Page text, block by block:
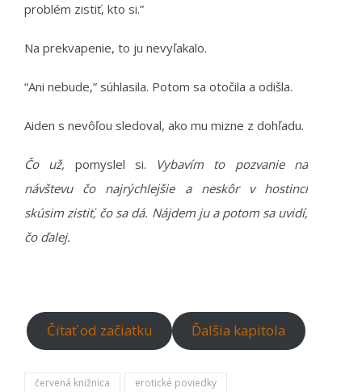
problém zistiť, kto si.”
Na prekvapenie, to ju nevyľakalo.
“Ani nebude,” súhlasila. Potom sa otočila a odišla.
Aiden s nevôľou sledoval, ako mu mizne z dohľadu.
Čo už, pomyslel si. Vybavím to pozvanie na
návštevu čo najrýchlejšie a neskôr v hostinci
skúsim zistiť, čo sa dá. Nájdem ju a potom sa uvidí,
čo ďalej.
Čítať od začiatku Ďalšia kapitola
červená knižnica erotické poviedky